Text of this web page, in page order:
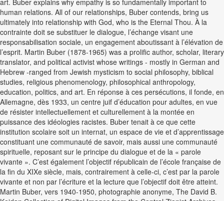
art. Buber explains why empathy is so fundamentally important to
human relations. All of our relationships, Buber contends, bring us
ultimately into relationship with God, who is the Eternal Thou. À la
contrainte doit se substituer le dialogue, l’échange visant une
responsabilisation sociale, un engagement aboutissant à l’élévation de
l’esprit. Martin Buber (1878-1965) was a prolific author, scholar, literary
translator, and political activist whose writings - mostly in German and
Hebrew -ranged from Jewish mysticism to social philosophy, biblical
studies, religious phenomenology, philosophical anthropology,
education, politics, and art. En réponse à ces persécutions, il fonde, en
Allemagne, dès 1933, un centre juif d’éducation pour adultes, en vue
de résister intellectuellement et culturellement à la montée en
puissance des idéologies racistes. Buber tenait à ce que cette
institution scolaire soit un internat, un espace de vie et d’apprentissage
constituant une communauté de savoir, mais aussi une communauté
spirituelle, reposant sur le principe du dialogue et de la « parole
vivante ». C’est également l’objectif républicain de l’école française de
la fin du XIXe siècle, mais, contrairement à celle-ci, c’est par la parole
vivante et non par l’écriture et la lecture que l’objectif doit être atteint.
Martin Buber, vers 1940-1950, photographie anonyme, The David B.